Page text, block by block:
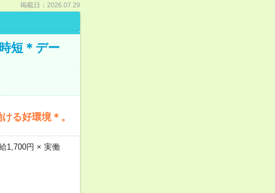
掲載日：2026.07.29
短＊デー
る好環境＊。
1,700円 × 実働